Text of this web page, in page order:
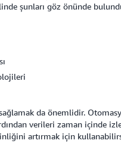
şunları göz önünde
da önemlidir.
verileri zaman içinde
artırmak için